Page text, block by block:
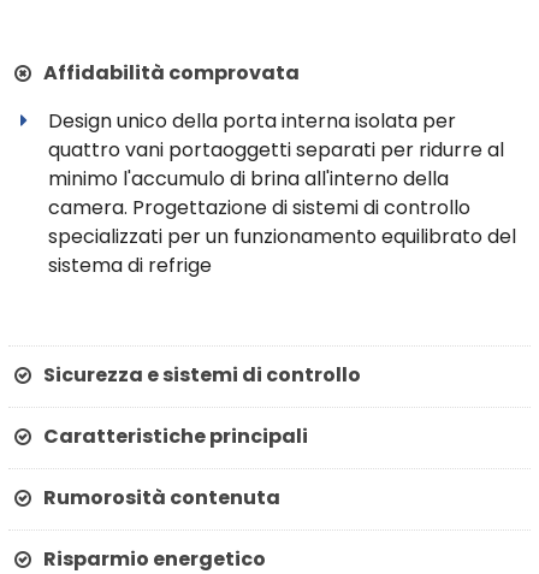
Affidabilità comprovata
Design unico della porta interna isolata per
quattro vani portaoggetti separati per ridurre al
minimo l'accumulo di brina all'interno della
camera. Progettazione di sistemi di controllo
specializzati per un funzionamento equilibrato del
sistema di refrige
Sicurezza e sistemi di controllo
Caratteristiche principali
Rumorosità contenuta
Risparmio energetico